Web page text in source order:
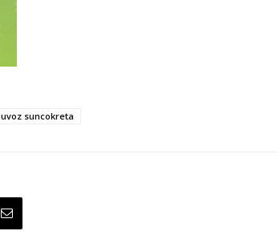
uvoz suncokreta